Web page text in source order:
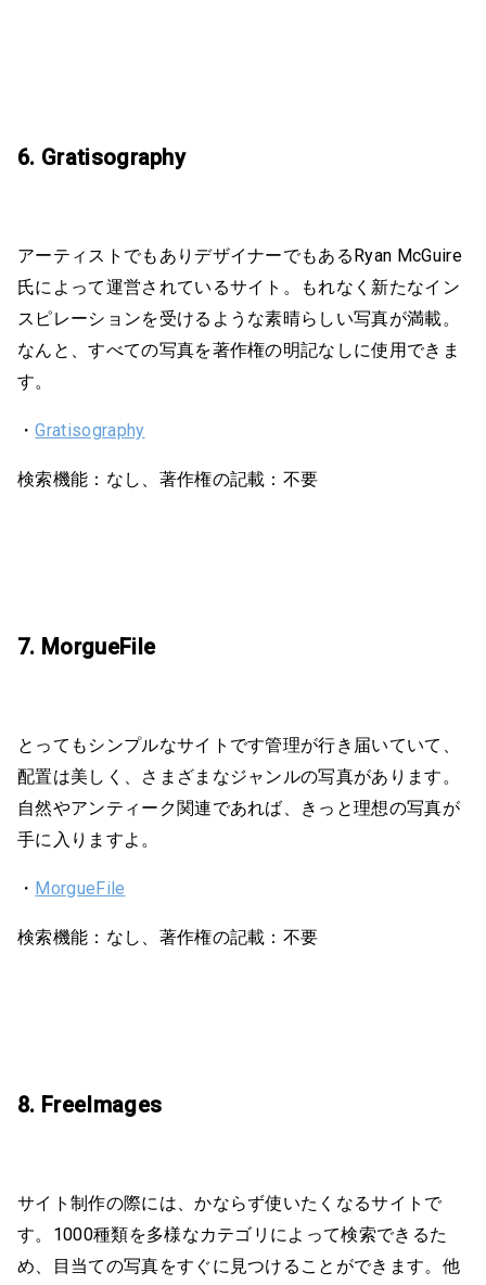
6. Gratisography
アーティストでもありデザイナーでもあるRyan McGuire
氏によって運営されているサイト。もれなく新たなイン
スピレーションを受けるような素晴らしい写真が満載。
なんと、すべての写真を著作権の明記なしに使用できま
す。
・Gratisography
検索機能：なし、著作権の記載：不要
7. MorgueFile
とってもシンプルなサイトです管理が行き届いていて、
配置は美しく、さまざまなジャンルの写真があります。
自然やアンティーク関連であれば、きっと理想の写真が
手に入りますよ。
・ MorgueFile
検索機能：なし、著作権の記載：不要
8. FreeImages
サイト制作の際には、かならず使いたくなるサイトで
す。1000種類を多様なカテゴリによって検索できるた
め、目当ての写真をすぐに見つけることができます。他